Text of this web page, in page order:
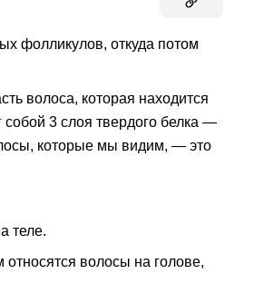
фолликулов, откуда потом
волоса, которая находится
собой 3 слоя твердого белка —
которые мы видим, — это
теле.
волосы на голове,